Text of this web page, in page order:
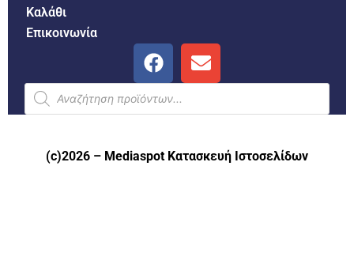
Καλάθι
Επικοινωνία
(c)2026 – Mediaspot Κατασκευή Ιστοσελίδων